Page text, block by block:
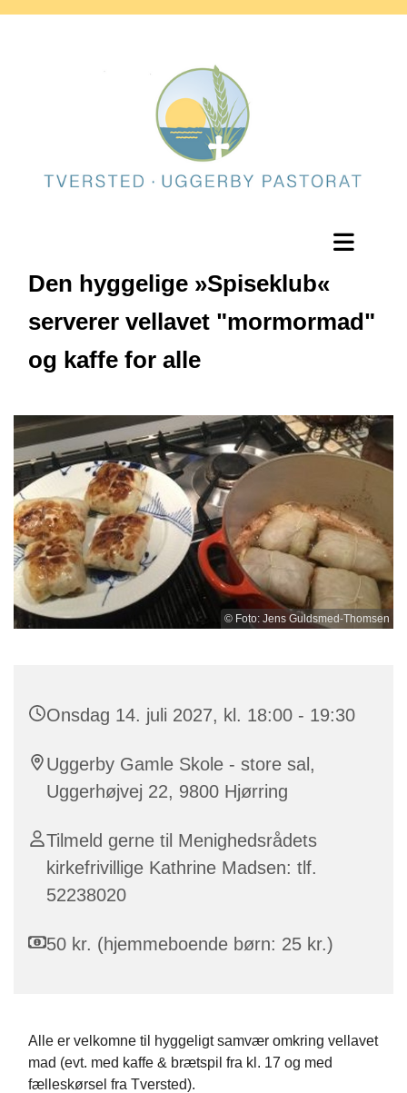
Den hyggelige »Spiseklub«
serverer vellavet "mormormad"
og kaffe for alle
© Foto: Jens Guldsmed-Thomsen
Onsdag 14. juli 2027, kl. 18:00 - 19:30
Uggerby Gamle Skole - store sal,
Uggerhøjvej 22, 9800 Hjørring
Tilmeld gerne til Menighedsrådets
kirkefrivillige Kathrine Madsen: tlf.
52238020
50 kr. (hjemmeboende børn: 25 kr.)
Alle er velkomne til hyggeligt samvær omkring vellavet
mad (evt. med kaffe & brætspil fra kl. 17 og med
fælleskørsel fra Tversted).